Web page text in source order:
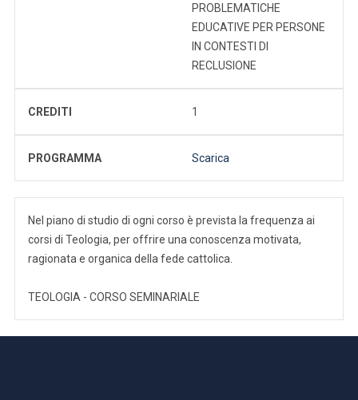
PROBLEMATICHE
EDUCATIVE PER PERSONE
IN CONTESTI DI
RECLUSIONE
CREDITI 1
PROGRAMMA Scarica
Nel piano di studio di ogni corso è prevista la frequenza ai
corsi di Teologia, per offrire una conoscenza motivata,
ragionata e organica della fede cattolica.
TEOLOGIA - CORSO SEMINARIALE